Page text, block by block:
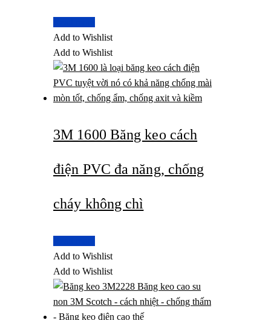
Add to Wishlist
Add to Wishlist
3M 1600 Băng keo cách
điện PVC đa năng, chống
cháy không chì
Add to Wishlist
Add to Wishlist